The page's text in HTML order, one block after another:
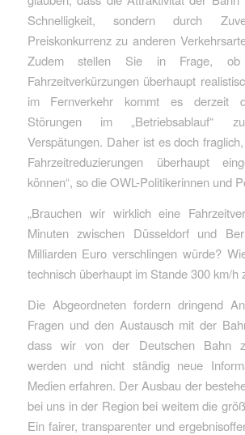
Schnelligkeit, sondern durch
Preiskonkurrenz zu anderen
Zudem stellen Sie in Frage, ob
Fahrzeitverkürzungen überhaupt
im Fernverkehr kommt es derzeit
Störungen im „Betriebsablauf“
Verspätungen. Daher ist es doch
Fahrzeitreduzierungen überhaupt
können“, so die OWL-Politikerinnen und
„Brauchen wir wirklich eine
Minuten zwischen Düsseldorf und
Milliarden Euro verschlingen würde?
technisch überhaupt im Stande 300 km/h
Die Abgeordneten fordern dringend
Fragen und den Austausch mit der
dass wir von der Deutschen Bahn
werden und nicht ständig neue
Medien erfahren. Der Ausbau der
bei uns in der Region bei weitem die
Ein fairer, transparenter und